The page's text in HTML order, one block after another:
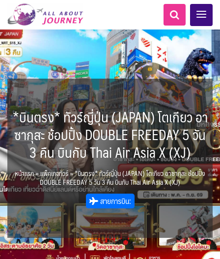
AFG อัฟกานิสถาน 0
LKA ศรีลังกา + BGD บังคลา
เทศ
0
เอเชียกลาง 6 LKA ศรีลังกา 0
BTN ภูฏาน 2
BRN บรูไน 0 KHM กัมพูชา 0
จีน 283 HKG ฮ่องกง - มาเก๊า 10
IND อินเดีย 21 IDN อินโดนีเซีย 3
IRQ อิรัก 0 IRN อิหร่าน
ISR อิสราเอล 0 JPN ญี่ปุ่น 70
JOR จอร์แดน KAZ คาซัคสถาน 19
แอลเบเนีย - Albania 0 Balkan บอลข่าน 1
สวิตเซอร์แลนด์ เยอรมนี
ฝรั่งเศส
1
MNE มอนเตเนโกร 1 ล่าแสงเหนือ-ใต้ 11
Baltic บอลติก 4 ยุโรปตะวันออก 12
ยุโรปราคาถูก 1
ออสเตรีย - Austria 3 AZE อาเซอร์ไบจาน 2
BLR เบลารุส 0 BIH บอสเนีย & เฮอร์เซโกวีนา
1
BEL เบลเยี่ยม HRV โครเอเชีย 3
อเมริกาใต้ 8 อเมริกากลาง 1
ARG อาร์เจนตินา 3
CUB คิวบา 0 CAN แคนาดา 3
CHL ชิลี 3 ECU เอกวาดอร์ 0
PER เปรู 2 USA สหรัฐอเมริกา 6
บราซิล เปรู 3
เม็กซิโก คิวบา 1 อเมริกา แคนาดา
ทัวร์ ล่องเรือสำราญยุโรป 5 ทัวร์ ล่องเรือสำราญอลาสก้า
1
ทัวร์ ล่องเรือสำราญอเมริกา
1
ทัวร์ ล่องเรือสำราญเอเชีย 0
ทัวร์ ล่องเรือสำราญประเท
ศอื่นๆ
4
โมร็อคโค - Morocco 6 นิวซีแลนด์ - New Zealand
11
แทนซาเนีย - Tanzania 2 แอฟริกาใต้ - South Africa
3
นามิเบีย - Namibia 1 เคนย่า - Kenya 2
ไมโครนีเซีย - Micronesia 1 ขั้วโลกเหนือ 2
ตูนีเซีย - Tunisia เกาะโบราโบร่า - Bora Bora
0
ขั้วโลกใต้ 2 แอลจีเรีย - Algeria 0
ออสเตรเลีย - Australia 18 ทัวร์ อันซีน ประเทศแปลก 31
ล่องเรือดินเนอร์ วันวาเลนไทน์
22
ล่องเรือดินเนอร์วันลอยกระทง
21
ล่องเรือดินเนอร์วันปีใหม่ เรือรอบกลางวัน กทม. 2
ล่องเรือดินเนอร์แม่น้ำ
าพระยา
34
ล่องเรือโปรแกรมอยุธยา 9
ล่องเรือ รอบ Sunset 14
ล่องเรือเหมาลำ / เหมาชั้น /
อยอร์ช / Speed Boat ส่วนตัวทั่ว
ะเทศ
255
เรือยอร์ช / Speed Boat ฯลฯ
บ Join ทั่วประเทศ
72
ตั๋วสวนสนุก 0 บุฟเฟต์โรงแรม/ร้านอาหาร 2
บุฟเฟต์ใบหยก 7 ไทยบัสฟู้ดทัวร์ 1
ตั๋วเรือ Hop-on Hop-off 0
โปรแกรมทัวร์ทั่วไทย 0 แต่งชุดไทยถ่ายรูปวัดอรุณฯ
1
พิเศษ! ล่องเรือเทศกาลชมพลุ
ยา
1
ห้องพักราคาพิเศษ 3
ข่าวที่น่าสนใจ
ความรู้ทั่วไป
สถานที่ท่องเที่ยว
*บินตรง* ทัวร์ญี่ปุ่น (JAPAN) โตเกียว อา
ซากุสะ ช้อปปิ้ง DOUBLE FREEDAY 5 วัน
3 คืน บินกับ Thai Air Asia X (XJ)
หน้าแรก»แพ็กเกจทัวร์»*บินตรง* ทัวร์ญี่ปุ่น (JAPAN) โตเกียว อาซากุสะ ช้อปปิ้ง
DOUBLE FREEDAY 5 วัน 3 คืน บินกับ Thai Air Asia X (XJ)
สายการบิน: